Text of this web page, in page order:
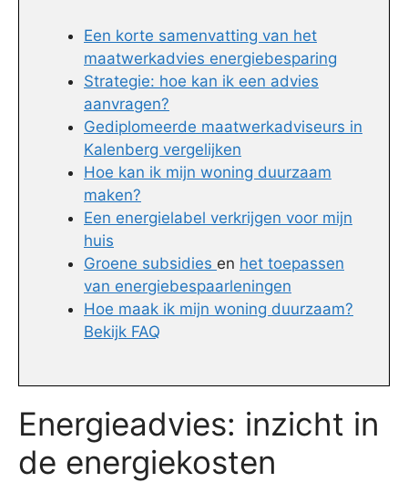
Een korte samenvatting van het
maatwerkadvies energiebesparing
Strategie: hoe kan ik een advies
aanvragen?
Gediplomeerde maatwerkadviseurs in
Kalenberg vergelijken
Hoe kan ik mijn woning duurzaam
maken?
Een energielabel verkrijgen voor mijn
huis
Groene subsidies en het toepassen
van energiebespaarleningen
Hoe maak ik mijn woning duurzaam?
Bekijk FAQ
Energieadvies: inzicht in
de energiekosten